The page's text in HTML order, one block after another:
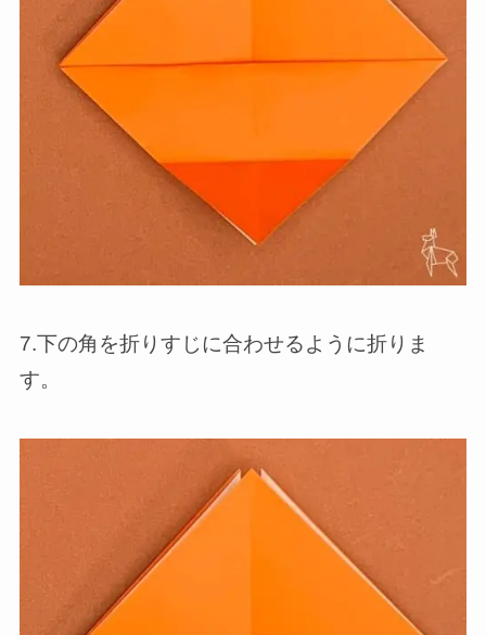
7.下の角を折りすじに合わせるように折りま
す。